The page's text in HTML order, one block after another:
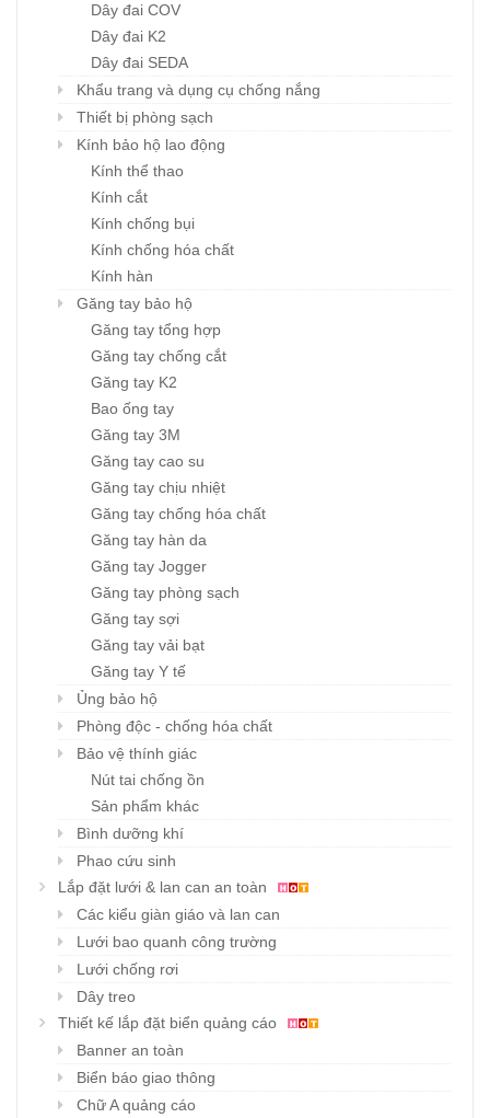
Dây đai COV
Dây đai K2
Dây đai SEDA
Khẩu trang và dụng cụ chống nắng
Thiết bị phòng sạch
Kính bảo hộ lao động
Kính thể thao
Kính cắt
Kính chống bụi
Kính chống hóa chất
Kính hàn
Găng tay bảo hộ
Găng tay tổng hợp
Găng tay chống cắt
Găng tay K2
Bao ống tay
Găng tay 3M
Găng tay cao su
Găng tay chịu nhiệt
Găng tay chống hóa chất
Găng tay hàn da
Găng tay Jogger
Găng tay phòng sạch
Găng tay sợi
Găng tay vải bạt
Găng tay Y tế
Ủng bảo hộ
Phòng độc - chống hóa chất
Bảo vệ thính giác
Nút tai chống ồn
Sản phẩm khác
Bình dưỡng khí
Phao cứu sinh
Lắp đặt lưới & lan can an toàn
Các kiểu giàn giáo và lan can
Lưới bao quanh công trường
Lưới chống rơi
Dây treo
Thiết kế lắp đặt biển quảng cáo
Banner an toàn
Biển báo giao thông
Chữ A quảng cáo